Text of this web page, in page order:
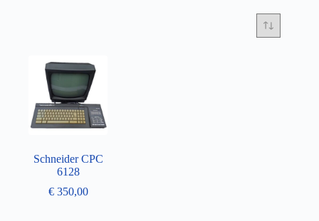
Schneider CPC
6128
€350,00